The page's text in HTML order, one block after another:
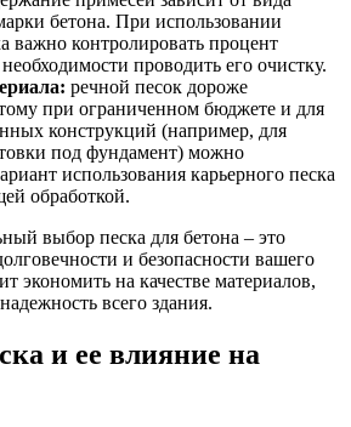
бетона. При использовании
важно контролировать процент
проводить его очистку.
речной песок дороже
при ограниченном бюджете и для
конструкций (например, для
под фундамент) можно
использования карьерного песка
обработкой.
выбор песка для бетона – это
и безопасности вашего
экономить на качестве материалов,
всего здания.
и ее влияние на